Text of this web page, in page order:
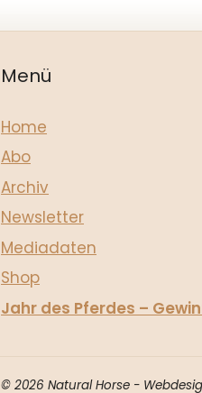
Menü
Home
Abo
Archiv
Newsletter
Mediadaten
Shop
Jahr des Pferdes –
© 2026 Natural Horse -